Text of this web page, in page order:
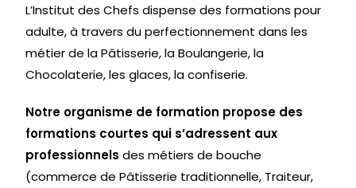
L’Institut des Chefs dispense des formations pour
adulte, à travers du perfectionnement dans les
métier de la Pâtisserie, la Boulangerie, la
Chocolaterie, les glaces, la confiserie.
Notre organisme de formation propose des
formations courtes qui s’adressent aux
professionnels des métiers de bouche
(commerce de Pâtisserie traditionnelle, Traiteur,